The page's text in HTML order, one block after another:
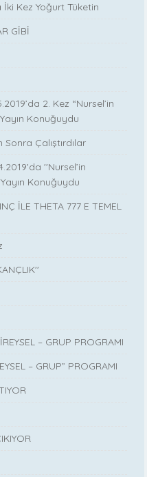
Kez Yoğurt Tüketin
GİBİ
2. Kez “Nursel’in
Konuğuydu
Çalıştırdılar
''Nursel’in
Konuğuydu
İLE THETA 777 E TEMEL
– GRUP PROGRAMI
– GRUP” PROGRAMI